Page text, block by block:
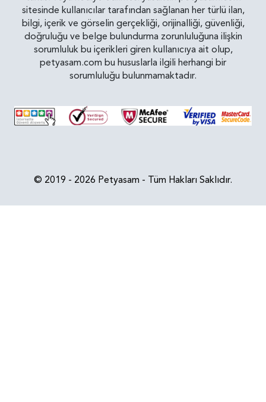
sitesinde kullanıcılar tarafından sağlanan her türlü ilan,
bilgi, içerik ve görselin gerçekliği, orijinalliği, güvenliği,
doğruluğu ve belge bulundurma zorunluluğuna ilişkin
sorumluluk bu içerikleri giren kullanıcıya ait olup,
petyasam.com bu hususlarla ilgili herhangi bir
sorumluluğu bulunmamaktadır.
© 2019 - 2026 Petyasam - Tüm Hakları Saklıdır.